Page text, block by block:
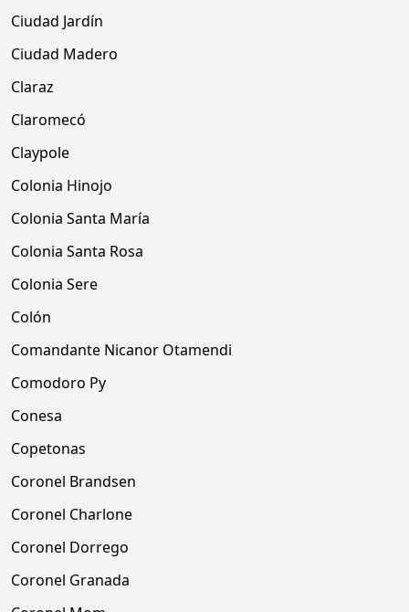
Ciudad Jardín
Ciudad Madero
Claraz
Claromecó
Claypole
Colonia Hinojo
Colonia Santa María
Colonia Santa Rosa
Colonia Sere
Colón
Comandante Nicanor Otamendi
Comodoro Py
Conesa
Copetonas
Coronel Brandsen
Coronel Charlone
Coronel Dorrego
Coronel Granada